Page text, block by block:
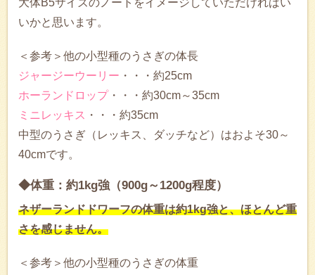
大体B5サイズのノートをイメージしていただければい
いかと思います。
＜参考＞他の小型種のうさぎの体長
ジャージーウーリー ・・・約25cm
ホーランドロップ・・・約30cm～35cm
ミニレッキス ・・・約35cm
中型のうさぎ（レッキス、ダッチなど）はおよそ30～
40cmです。
◆体重：約1kg強（900g～1200g程度）
ネザーランドドワーフの体重は約1kg強と、ほとんど重
さを感じません。
＜参考＞他の小型種のうさぎの体重